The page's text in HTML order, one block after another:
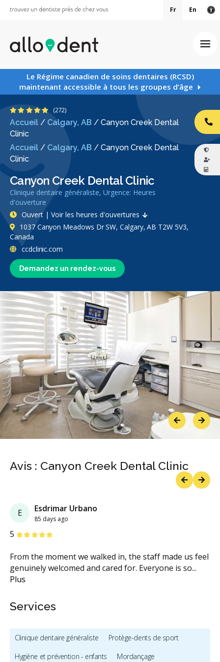
Fr En
Le Régime canadien de soins dentaires (RCSD)
maintenant accessible à tous les groupes d’âge
Accueil / Calgary, AB / Canyon Creek Dental
Clinic
Accueil / Calgary, AB / Canyon Creek Dental
Clinic
Canyon Creek Dental Clinic
Clinique dentaire généraliste, Urgence: Heures
d'ouverture
4.9 étoiles
(272)
Demandez un rendez-vous
Ouvert | Voir les heures d'ouvertures
1037 Canyon Meadows Dr SW, Calgary, AB T2W 5V3,
Canada
ccdclinic.com
Avis : Canyon Creek Dental Clinic
E Esdrimar Urbano
85 days ago
5 étoiles
From the moment we walked in, the staff made us feel
genuinely welcomed and cared for. Everyone is so...
Plus
étoiles
étoiles
étoiles
étoiles
Services
Clinique dentaire généraliste
Protège-dents de sport
Hygiène et prévention - enfants
Mordançage